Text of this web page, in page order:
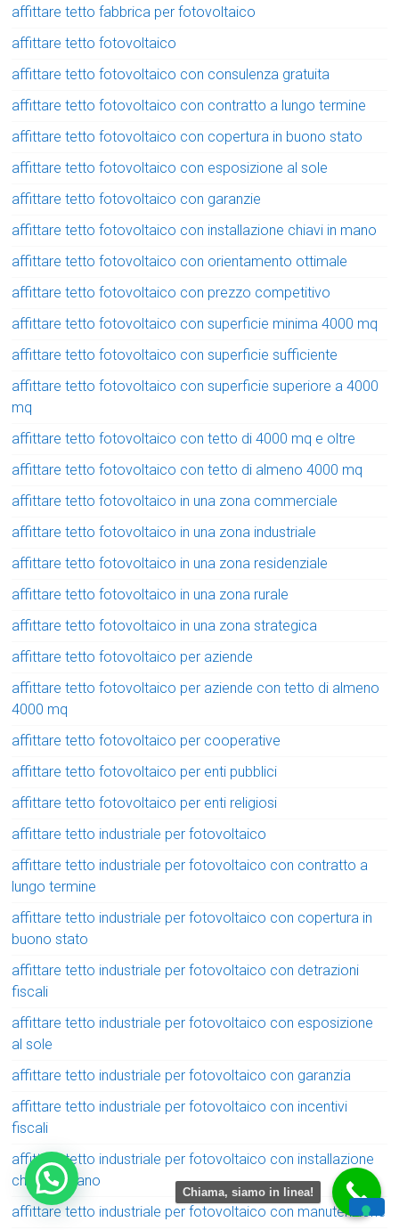
affittare tetto fabbrica per fotovoltaico
affittare tetto fotovoltaico
affittare tetto fotovoltaico con consulenza gratuita
affittare tetto fotovoltaico con contratto a lungo termine
affittare tetto fotovoltaico con copertura in buono stato
affittare tetto fotovoltaico con esposizione al sole
affittare tetto fotovoltaico con garanzie
affittare tetto fotovoltaico con installazione chiavi in mano
affittare tetto fotovoltaico con orientamento ottimale
affittare tetto fotovoltaico con prezzo competitivo
affittare tetto fotovoltaico con superficie minima 4000 mq
affittare tetto fotovoltaico con superficie sufficiente
affittare tetto fotovoltaico con superficie superiore a 4000
mq
affittare tetto fotovoltaico con tetto di 4000 mq e oltre
affittare tetto fotovoltaico con tetto di almeno 4000 mq
affittare tetto fotovoltaico in una zona commerciale
affittare tetto fotovoltaico in una zona industriale
affittare tetto fotovoltaico in una zona residenziale
affittare tetto fotovoltaico in una zona rurale
affittare tetto fotovoltaico in una zona strategica
affittare tetto fotovoltaico per aziende
affittare tetto fotovoltaico per aziende con tetto di almeno
4000 mq
affittare tetto fotovoltaico per cooperative
affittare tetto fotovoltaico per enti pubblici
affittare tetto fotovoltaico per enti religiosi
affittare tetto industriale per fotovoltaico
affittare tetto industriale per fotovoltaico con contratto a
lungo termine
affittare tetto industriale per fotovoltaico con copertura in
buono stato
affittare tetto industriale per fotovoltaico con detrazioni
fiscali
affittare tetto industriale per fotovoltaico con esposizione
al sole
affittare tetto industriale per fotovoltaico con garanzia
affittare tetto industriale per fotovoltaico con incentivi
fiscali
affittare tetto industriale per fotovoltaico con installazione
chiavi in mano
affittare tetto industriale per fotovoltaico con manutenzione
Chiama, siamo in linea!